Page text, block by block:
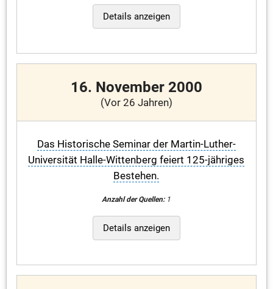
Details anzeigen
16. November 2000
(Vor 26 Jahren)
Das Historische Seminar der Martin-Luther-
Universität Halle-Wittenberg feiert 125-jähriges
Bestehen.
Anzahl der Quellen:1
Details anzeigen